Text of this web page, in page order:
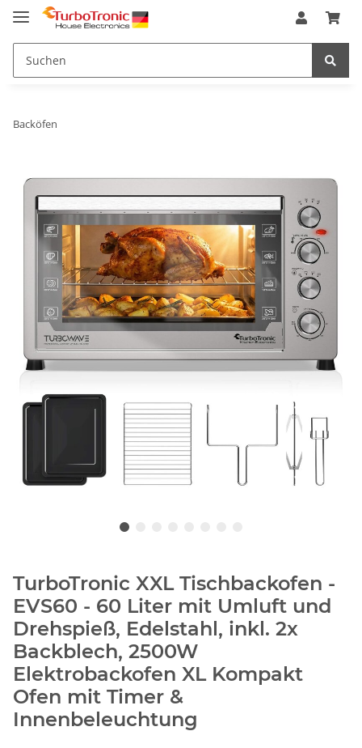
Backöfen
TurboTronic XXL Tischbackofen -
EVS60 - 60 Liter mit Umluft und
Drehspieß, Edelstahl, inkl. 2x
Backblech, 2500W
Elektrobackofen XL Kompakt
Ofen mit Timer &
Innenbeleuchtung